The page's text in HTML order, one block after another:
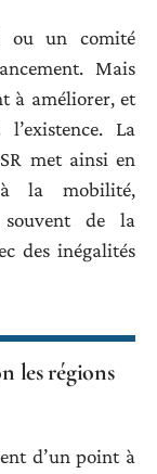
ou un comité
Mais
à améliorer, et
La
met ainsi en
la mobilité,
souvent de la
des inégalités
les régions
d’un point à